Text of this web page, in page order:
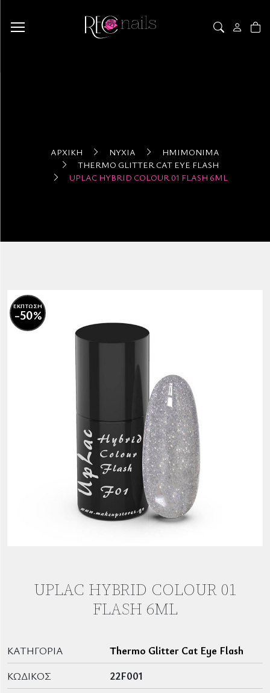
ΑΡΧΙΚΉ ΝΎΧΙΑ
ΗΜΙΜΌΝΙΜΑ
THERMO GLITTER CAT EYE FLASH
UPLAC HYBRID COLOUR 01 FLASH 6ML
ΕΚΠΤΩΣΗ
-50%
UPLAC HYBRID COLOUR 01
FLASH 6ML
ΚΑΤΗΓΟΡΊΑ
Thermo Glitter Cat Eye Flash
ΚΩΔΙΚΌΣ
22F001